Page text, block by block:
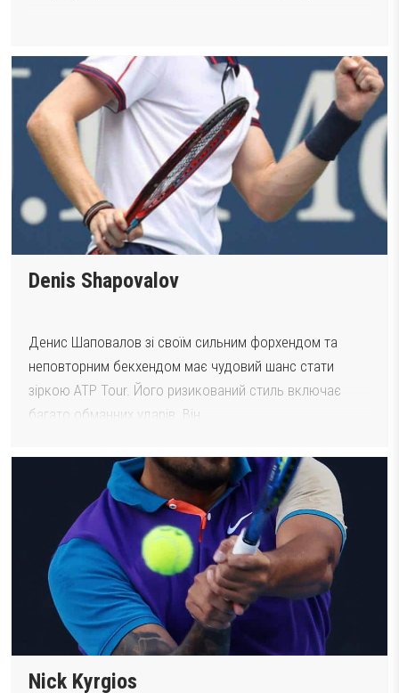
Denis Shapovalov
Денис Шаповалов зі своїм сильним форхендом та
неповторним бекхендом має чудовий шанс стати
зіркою ATP Tour. Його ризикований стиль включає
багато обманних ударів. Він…
Nick Kyrgios